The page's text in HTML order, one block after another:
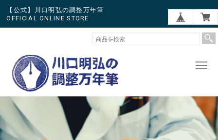
【公式】川口明弘の調整万年筆
OFFICIAL ONLINE STORE